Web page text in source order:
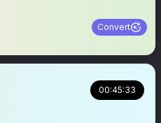
Convert
00:45:33